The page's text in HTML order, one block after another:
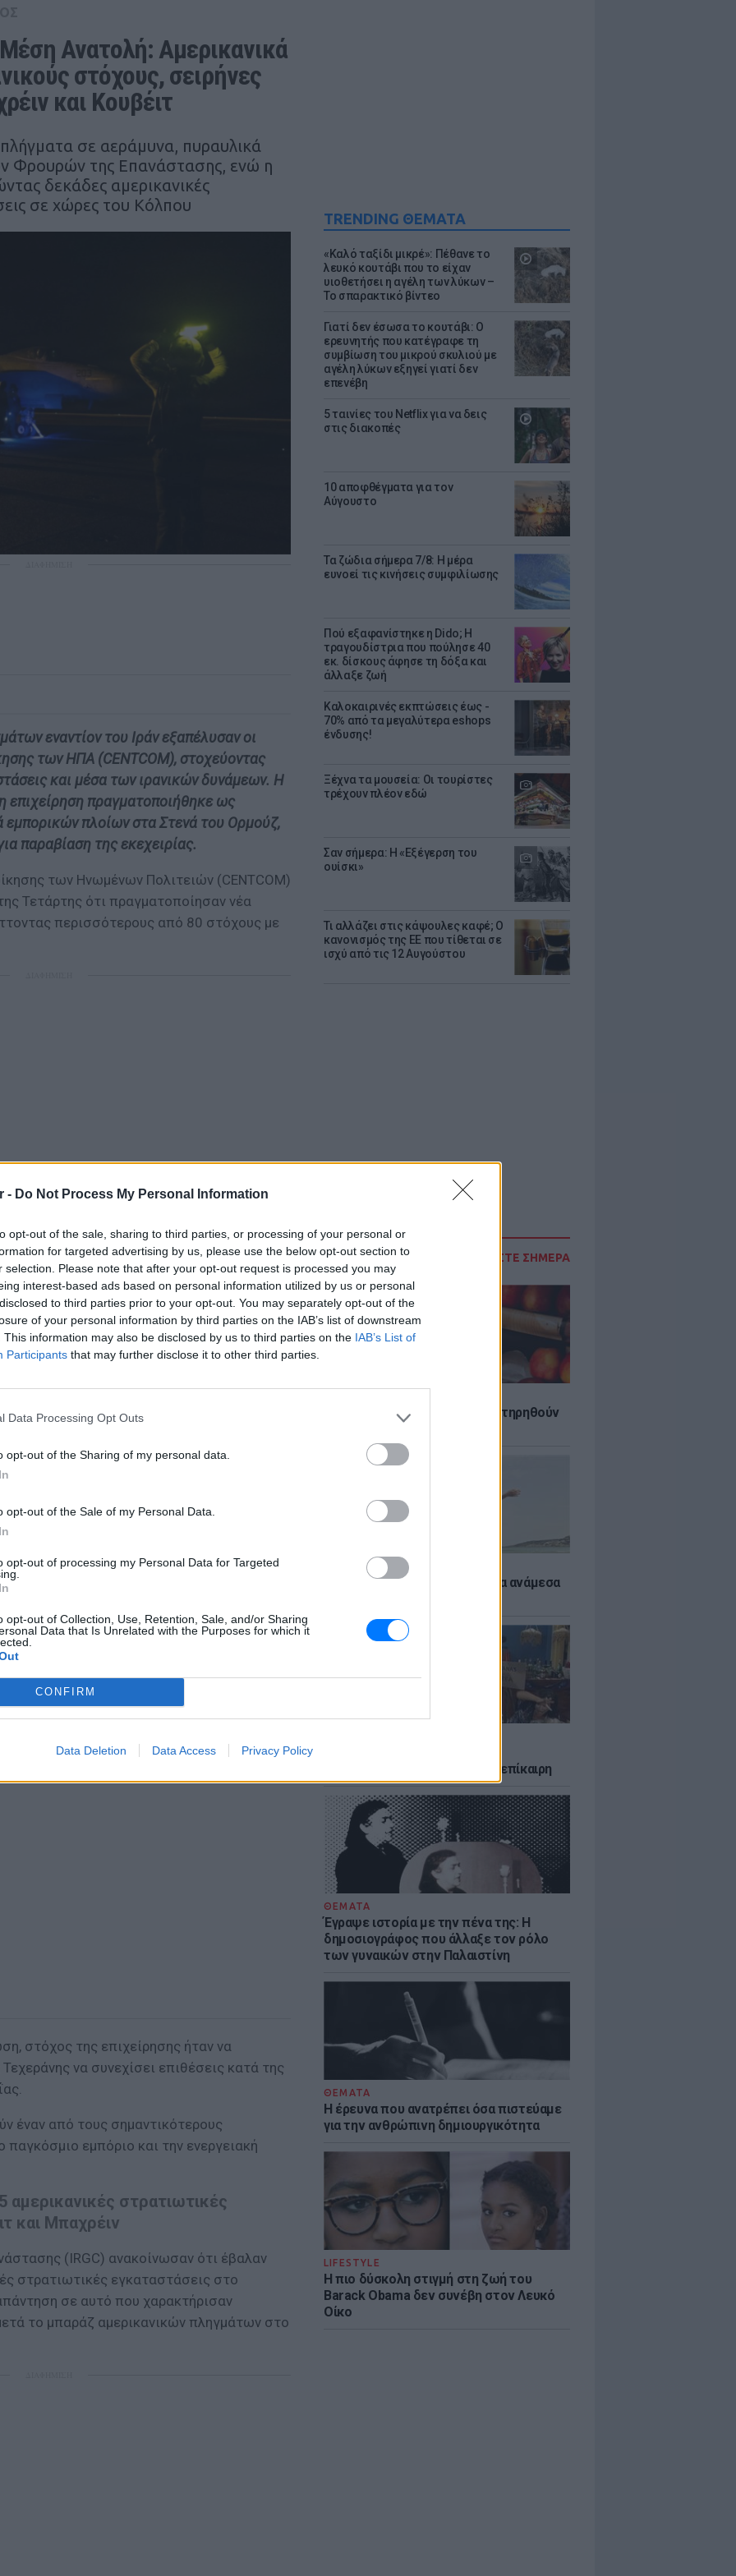
- Do Not Process My Personal Information
opt-out of the sale, sharing to third parties, or processing of your personal or
for targeted advertising by us, please use the below opt-out section to
selection. Please note that after your opt-out request is processed you may
interest-based ads based on personal information utilized by us or personal
to third parties prior to your opt-out. You may separately opt-out of the
of your personal information by third parties on the IAB’s list of downstream
This information may also be disclosed by us to third parties on the IAB’s List of
Participants that may further disclose it to other third parties.
Data Processing Opt Outs
opt-out of the Sharing of my personal data.
opt-out of the Sale of my Personal Data.
opt-out of processing my Personal Data for Targeted
opt-out of Collection, Use, Retention, Sale, and/or Sharing
Data that Is Unrelated with the Purposes for which it
CONFIRM
Data Deletion Data Access Privacy Policy
TRENDING ΘΕΜΑΤΑ
«Καλό ταξίδι μικρέ»: Πέθανε το
λευκό κουτάβι που το είχαν
υιοθετήσει η αγέλη των λύκων –
Το σπαρακτικό βίντεο
Γιατί δεν έσωσα το κουτάβι: Ο
ερευνητής που κατέγραφε τη
συμβίωση του μικρού σκυλιού με
αγέλη λύκων εξηγεί γιατί δεν
επενέβη
5 ταινίες του Netflix για να δεις
στις διακοπές
10 αποφθέγματα για τον
Αύγουστο
Τα ζώδια σήμερα 7/8: Η μέρα
ευνοεί τις κινήσεις συμφιλίωσης
Πού εξαφανίστηκε η Dido; Η
τραγουδίστρια που πούλησε 40
εκ. δίσκους άφησε τη δόξα και
άλλαξε ζωή
Καλοκαιρινές εκπτώσεις έως -
70% από τα μεγαλύτερα eshops
ένδυσης!
Ξέχνα τα μουσεία: Οι τουρίστες
τρέχουν πλέον εδώ
Σαν σήμερα: Η «Εξέγερση του
ουίσκι»
Τι αλλάζει στις κάψουλες καφέ; Ο
κανονισμός της ΕΕ που τίθεται σε
ισχύ από τις 12 Αυγούστου
ΔΙΑΒΑΣΤΕ ΣΗΜΕΡΑ
6 φρούτα που μπορουν να διατηρηθούν
Πώς να αποφύγεις το σύγκαμα ανάμεσα
νεοπλουτισμό και παραμένει επίκαιρη
ΘΕΜΑΤΑ
Έγραψε ιστορία με την πένα της: Η
δημοσιογράφος που άλλαξε τον ρόλο
των γυναικών στην Παλαιστίνη
ΘΕΜΑΤΑ
Η έρευνα που ανατρέπει όσα πιστεύαμε
για την ανθρώπινη δημιουργικότητα
LIFESTYLE
Η πιο δύσκολη στιγμή στη ζωή του
Barack Obama δεν συνέβη στον Λευκό
Οίκο
Ανατολή: Αμερικανικά
στόχους, σειρήνες
και Κουβέιτ
σε αεράμυνα, πυραυλικά
Φρουρών της Επανάστασης, ενώ η
δεκάδες αμερικανικές
σε χώρες του Κόλπου
εναντίον του Ιράν εξαπέλυσαν οι
των ΗΠΑ (CENTCOM), στοχεύοντας
και μέσα των ιρανικών δυνάμεων. Η
επιχείρηση πραγματοποιήθηκε ως
εμπορικών πλοίων στα Στενά του Ορμούζ,
παραβίαση της εκεχειρίας.
των Ηνωμένων Πολιτειών (CENTCOM)
Τετάρτης ότι πραγματοποίησαν νέα
περισσότερους από 80 στόχους με
τα αμερικανικά πλήγματα
πρόσφατες επιθέσεις του Ιράν εναντίον
στα Στενά του Ορμούζ.
αμερικανικές δυνάμεις
οι επιθέσεις είχαν στόχο κρίσιμες
ιρανικά συστήματα αεράμυνας, δίκτυα
εγκαταστάσεις ραντάρ, δυνατότητες
καθώς και περισσότερα από 60 μικρά
Επανάστασης (IRGC) μέσα και κοντά
η CENTCOM.
στόχος της επιχείρησης ήταν να
να συνεχίσει επιθέσεις κατά της
έναν από τους σημαντικότερους
εμπόριο και την ενεργειακή
αμερικανικές στρατιωτικές
και Μπαχρέιν
(IRGC) ανακοίνωσαν ότι έβαλαν
στρατιωτικές εγκαταστάσεις στο
σε αυτό που χαρακτήρισαν
το μπαράζ αμερικανικών πληγμάτων στο